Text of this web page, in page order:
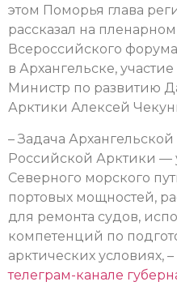
этом Поморья глава
рассказал на
Всероссийского
в Архангельске,
Министр по развитию
Арктики Алексей
– Задача
Российской Арктики —
Северного морского
портовых мощностей,
для ремонта судов,
компетенций по
арктических условиях, –
телеграм-канале